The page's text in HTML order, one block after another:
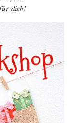
dich!